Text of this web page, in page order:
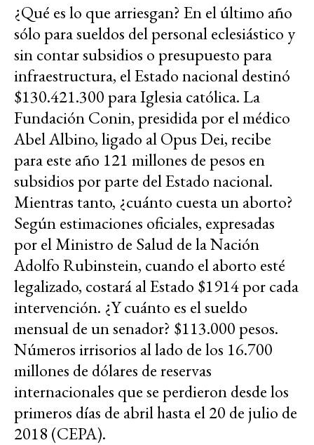
¿Qué es lo que arriesgan? En el último año
sólo para sueldos del personal eclesiástico y
sin contar subsidios o presupuesto para
infraestructura, el Estado nacional destinó
$130.421.300 para Iglesia católica. La
Fundación Conin, presidida por el médico
Abel Albino, ligado al Opus Dei, recibe
para este año 121 millones de pesos en
subsidios por parte del Estado nacional.
Mientras tanto, ¿cuánto cuesta un aborto?
Según estimaciones oficiales, expresadas
por el Ministro de Salud de la Nación
Adolfo Rubinstein, cuando el aborto esté
legalizado, costará al Estado $1914 por cada
intervención. ¿Y cuánto es el sueldo
mensual de un senador? $113.000 pesos.
Números irrisorios al lado de los 16.700
millones de dólares de reservas
internacionales que se perdieron desde los
primeros días de abril hasta el 20 de julio de
2018 (CEPA).